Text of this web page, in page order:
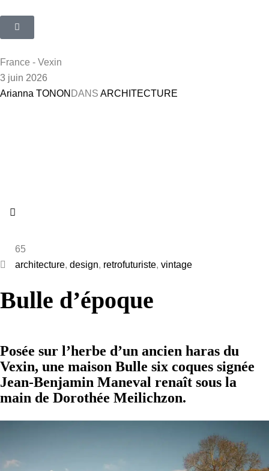
France - Vexin
3 juin 2026
Arianna TONON DANS ARCHITECTURE
65
architecture, design, retrofuturiste, vintage
Bulle d’époque
Posée sur l’herbe d’un ancien haras du
Vexin, une maison Bulle six coques signée
Jean-Benjamin Maneval renaît sous la
main de Dorothée Meilichzon.